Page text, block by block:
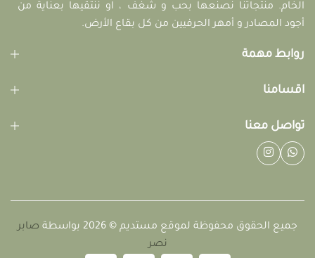
الخام. منتجاتنا نصنعها بحب و شغف ، او ننتقيها بعناية من
أجود المصادر و أمهر الحرفيين من كل بقاع الأرض.
روابط مهمة
اقسامنا
تواصل معنا
جميع الحقوق محفوظة لموقع مستديم © 2026 بواسطة
صابر
نصر